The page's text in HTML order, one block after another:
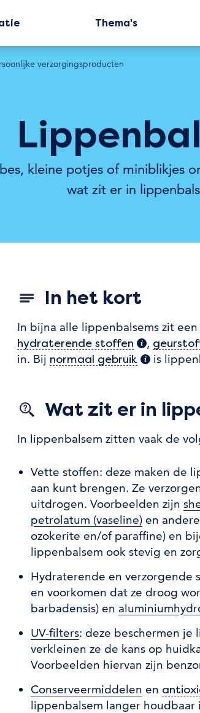
Thema's
verzorgingsproducten
kleine potjes of miniblikjes
wat zit er in
In het kort
In bijna alle lippenbalsems zit
hydraterende stoffen (extra
,
in. Bij normaal gebruik (extra
is
Wat zit er in
In lippenbalsem zitten vaak de
Vette stoffen: deze maken de
aan kunt brengen. Ze
uitdrogen. Voorbeelden zijn
petrolatum (vaseline)en andere
ozokerite en/of paraffine) en
lippenbalsem ook stevig en
Hydraterende en verzorgende
en voorkomen dat ze droog
barbadensis) en
UV-filters: deze beschermen
verkleinen ze de kans op
Voorbeelden hiervan zijn
Conserveermiddelen en
lippenbalsem langer houdbaar